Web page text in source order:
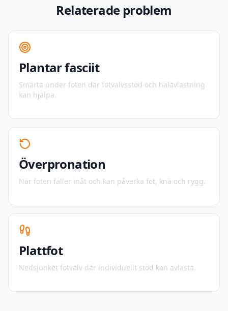
Relaterade problem
Plantar fasciit
Smärta under foten där fotvalvsstöd och hälavlastning
kan hjälpa.
Överpronation
När foten faller inåt och kan påverka fot, knä och rygg.
Plattfot
Nedsjunket fotvalv där individuellt stöd kan avlasta.